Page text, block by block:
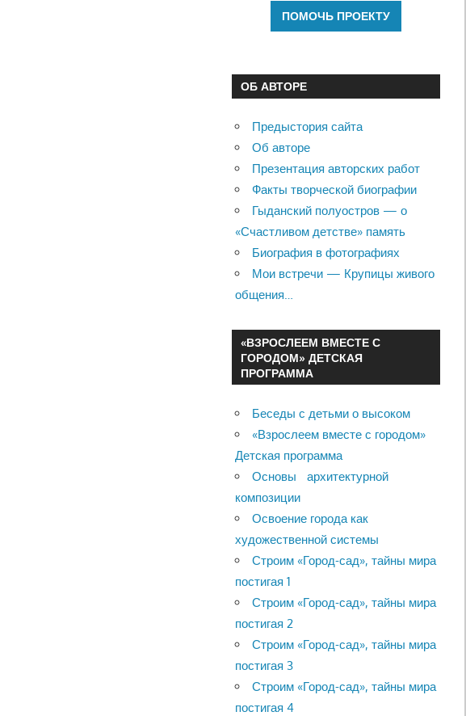
ОБ АВТОРЕ
Предыстория сайта
Об авторе
Презентация авторских работ
Факты творческой биографии
Гыданский полуостров — о
«Счастливом детстве» память
Биография в фотографиях
Мои встречи — Крупицы живого
общения…
«ВЗРОСЛЕЕМ ВМЕСТЕ С
ГОРОДОМ» ДЕТСКАЯ
ПРОГРАММА
Беседы с детьми о высоком
«Взрослеем вместе с городом»
Детская программа
Основы архитектурной
композиции
Освоение города как
художественной системы
Строим «Город-сад», тайны мира
постигая 1
Строим «Город-сад», тайны мира
постигая 2
Строим «Город-сад», тайны мира
постигая 3
Строим «Город-сад», тайны мира
постигая 4